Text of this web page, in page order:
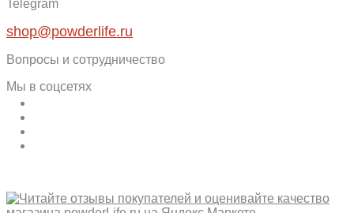
Telegram
shop@powderlife.ru
Вопросы и сотрудничество
Мы в соцсетях